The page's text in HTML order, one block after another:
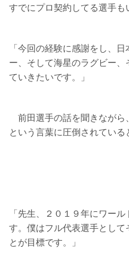
すでにプロ契約してる選手も
「今回の経験に感謝をし、
ー、そして海星のラグビー
ていきたいです。」
前田選手の話を聞きなが
という言葉に圧倒されている
「先生、２０１９年にワー
す。僕はフル代表選手とし
とが目標です。」